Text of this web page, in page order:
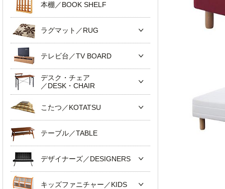
本棚／BOOK SHELF
ラグマット／RUG
テレビ台／TV BOARD
デスク・チェア
／DESK・CHAIR
こたつ／KOTATSU
テーブル／TABLE
デザイナーズ／DESIGNERS
キッズファニチャー／KIDS